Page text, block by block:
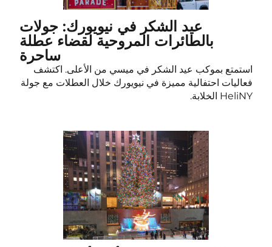
عيد الشكر في نيويورك: جولات
بالطائرات المروحية لقضاء عطلة
ساحرة
استمتع بموكب عيد الشكر في ميسي من الأعلى. اكتشف
فعاليات احتفالية مميزة في نيويورك خلال العطلات مع جولة
HeliNY الخلابة.